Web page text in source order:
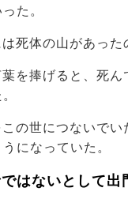
た。
死体の山があった
を捧げると、死ん
の世につないでい
になっていた。
はないとして出